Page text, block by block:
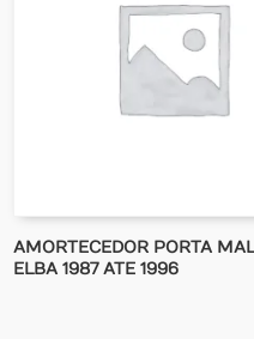
AMORTECEDOR PORTA
ELBA 1987 ATE 1996